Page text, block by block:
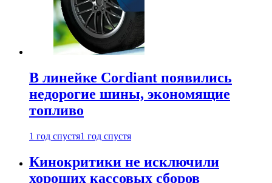
В линейке Cordiant появились
недорогие шины, экономящие
топливо
1 год спустя1 год спустя
Кинокритики не исключили
хороших кассовых сборов